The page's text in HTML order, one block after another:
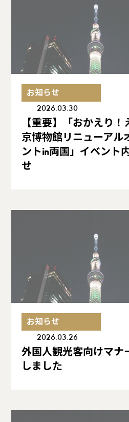
お知らせ
2026.03.30
【重要】「おかえり
京博物館リニューアル
ントin両国」イベント
せ
お知らせ
2026.03.26
外国人観光客向けマナ
しました